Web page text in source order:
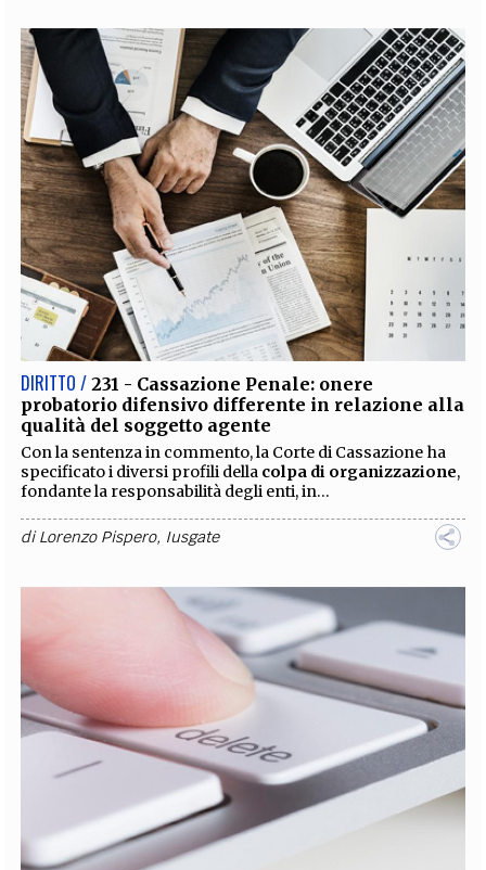
DIRITTO / 231 - Cassazione Penale: onere
probatorio difensivo differente in relazione alla
qualità del soggetto agente
Con la sentenza in commento, la Corte di Cassazione ha
specificato i diversi profili della colpa di organizzazione,
fondante la responsabilità degli enti, in...
diLorenzo Pispero, Iusgate